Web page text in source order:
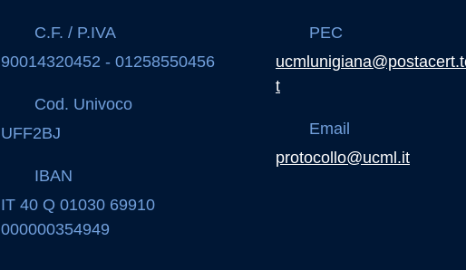
C.F. / P.IVA
90014320452 - 01258550456
Cod. Univoco
UFF2BJ
IBAN
IT 40 Q 01030 69910
000000354949
PEC
t
Email
protocollo@ucml.it